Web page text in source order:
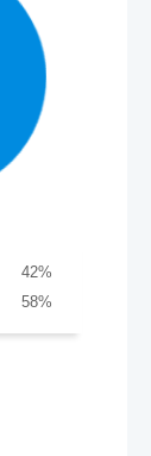
%
42
%
58